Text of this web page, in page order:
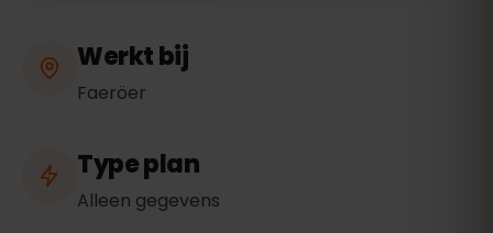
Werkt bij
Faeröer
Type plan
Alleen gegevens